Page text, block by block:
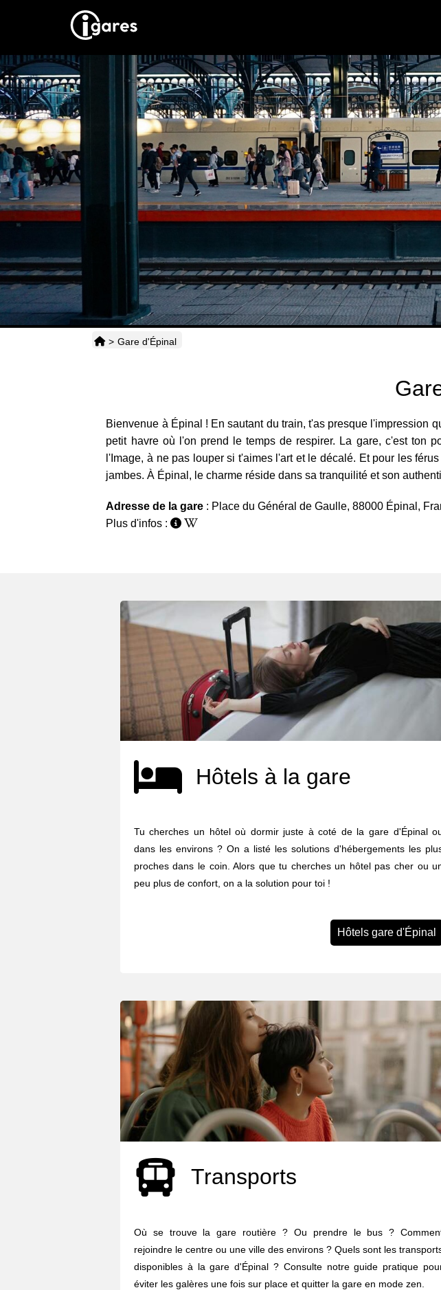
> Gare d'Épinal
Bienvenue à Épinal ! En sautant du train, t'as presque l'impression
petit havre où l'on prend le temps de respirer. La gare, c'est ton
l'Image, à ne pas louper si t'aimes l'art et le décalé. Et pour les
jambes. À Épinal, le charme réside dans sa tranquilité et son
Adresse de la gare : Place du Général de Gaulle, 88000 Épinal,
Plus d'infos :
Hôtels à la gare
Tu cherches un hôtel où dormir juste à coté de la gare d'Épinal
dans les environs ? On a listé les solutions d'hébergements les
proches dans le coin. Alors que tu cherches un hôtel pas cher ou
peu plus de confort, on a la solution pour toi !
Hôtels gare d'Épinal
Transports
Où se trouve la gare routière ? Ou prendre le bus ?
rejoindre le centre ou une ville des environs ? Quels sont les
disponibles à la gare d'Épinal ? Consulte notre guide pratique
éviter les galères une fois sur place et quitter la gare en mode zen.